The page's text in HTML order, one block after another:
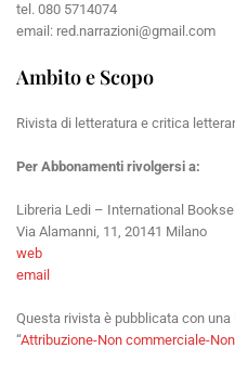
tel. 080 5714074
email: red.narrazioni@gmail.com
Ambito e Scopo
Rivista di letteratura e critica
Per Abbonamenti rivolgersi a:
Libreria Ledi – International
Via Alamanni, 11, 20141 Milano
web
email
Questa rivista è pubblicata con
“Attribuzione-Non commerciale-